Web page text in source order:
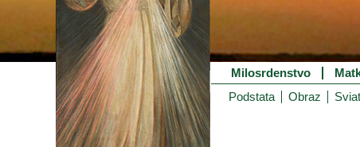
Milosrdenstvo
Podstata
Obraz